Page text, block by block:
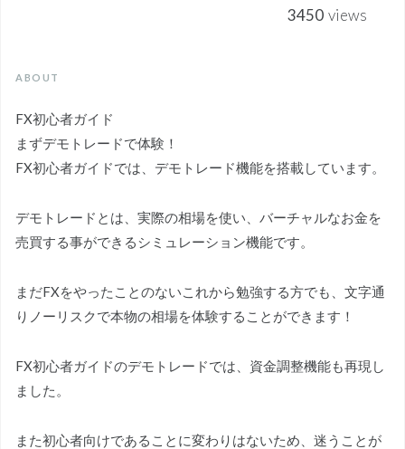
3450 views
ABOUT
FX初心者ガイド
まずデモトレードで体験！
FX初心者ガイドでは、デモトレード機能を搭載しています。
デモトレードとは、実際の相場を使い、バーチャルなお金を
売買する事ができるシミュレーション機能です。
まだFXをやったことのないこれから勉強する方でも、文字通
りノーリスクで本物の相場を体験することができます！
FX初心者ガイドのデモトレードでは、資金調整機能も再現し
ました。
また初心者向けであることに変わりはないため、迷うことが